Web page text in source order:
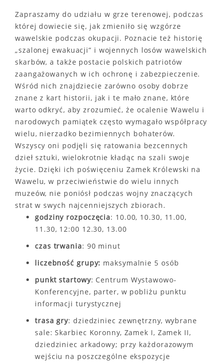
Zapraszamy do udziału w grze terenowej, podczas
której dowiecie się, jak zmieniło się wzgórze
wawelskie podczas okupacji. Poznacie też historię
„szalonej ewakuacji” i wojennych losów wawelskich
skarbów, a także postacie polskich patriotów
zaangażowanych w ich ochronę i zabezpieczenie.
Wśród nich znajdziecie zarówno osoby dobrze
znane z kart historii, jak i te mało znane, które
warto odkryć, aby zrozumieć, że ocalenie Wawelu i
narodowych pamiątek często wymagało współpracy
wielu, nierzadko bezimiennych bohaterów.
Wszyscy oni podjęli się ratowania bezcennych
dzieł sztuki, wielokrotnie kładąc na szali swoje
życie. Dzięki ich poświęceniu Zamek Królewski na
Wawelu, w przeciwieństwie do wielu innych
muzeów, nie poniósł podczas wojny znaczących
strat w swych najcenniejszych zbiorach.
godziny rozpoczęcia: 10.00, 10.30, 11.00,
11.30, 12:00 12.30, 13.00
czas trwania: 90 minut
liczebność grupy: maksymalnie 5 osób
punkt startowy: Centrum Wystawowo-
Konferencyjne, parter, w pobliżu punktu
informacji turystycznej
trasa gry: dziedziniec zewnętrzny, wybrane
sale: Skarbiec Koronny, Zamek I, Zamek II,
dziedziniec arkadowy; przy każdorazowym
wejściu na poszczególne ekspozycje